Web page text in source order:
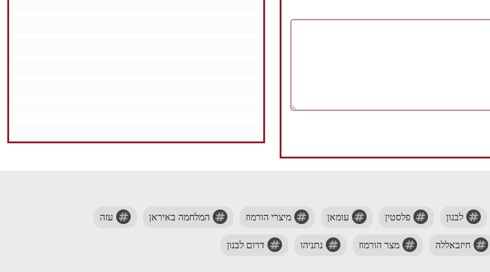
לבנון פלסטין עומאן מיצרי הורמוז המלחמה באיראן עזה
חיזבאללה מצר הורמוז נתניהו דרום לבנון